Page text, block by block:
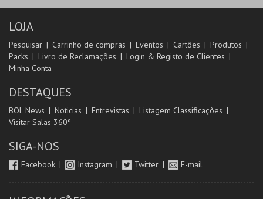
LOJA
Pesquisar Carrinho de compras Eventos Cartões
Produtos
Packs
Livro de Reclamações
Login & Registo de Clientes
Minha Conta
DESTAQUES
BOL News Noticias Entrevistas
Listagem Classificações
Visitar Salas 360º
SIGA-NOS
Facebook Instagram Twitter E-mail